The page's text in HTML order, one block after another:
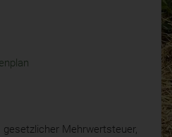
gesetzlicher Mehrwertsteuer,